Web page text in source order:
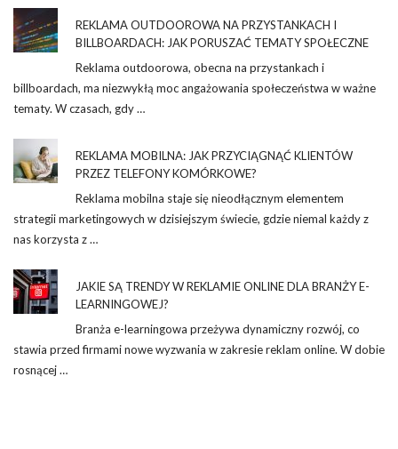
REKLAMA OUTDOOROWA NA PRZYSTANKACH I
BILLBOARDACH: JAK PORUSZAĆ TEMATY SPOŁECZNE
Reklama outdoorowa, obecna na przystankach i
billboardach, ma niezwykłą moc angażowania społeczeństwa w ważne
tematy. W czasach, gdy …
REKLAMA MOBILNA: JAK PRZYCIĄGNĄĆ KLIENTÓW
PRZEZ TELEFONY KOMÓRKOWE?
Reklama mobilna staje się nieodłącznym elementem
strategii marketingowych w dzisiejszym świecie, gdzie niemal każdy z
nas korzysta z …
JAKIE SĄ TRENDY W REKLAMIE ONLINE DLA BRANŻY E-
LEARNINGOWEJ?
Branża e-learningowa przeżywa dynamiczny rozwój, co
stawia przed firmami nowe wyzwania w zakresie reklam online. W dobie
rosnącej …